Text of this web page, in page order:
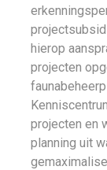
hierop
projecten
projecten en
planning uit